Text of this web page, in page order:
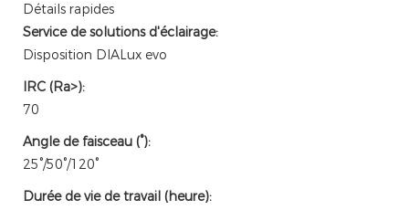
Détails rapides
Service de solutions d'éclairage:
Disposition DIALux evo
IRC (Ra>):
70
Angle de faisceau (°):
25°/50°/120°
Durée de vie de travail (heure):